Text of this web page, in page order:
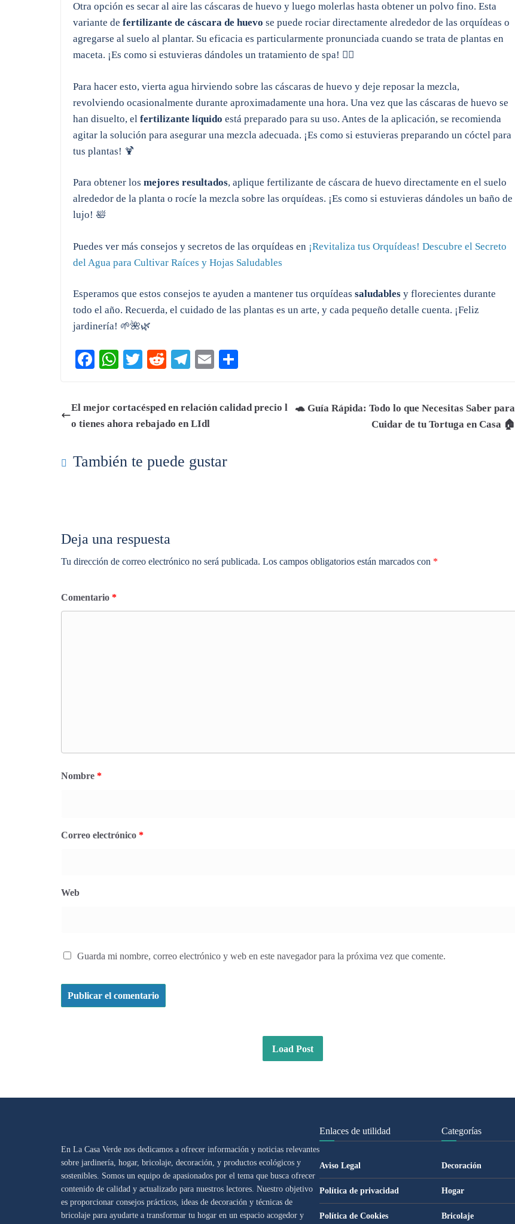
Otra opción es secar al aire las cáscaras de huevo y luego molerlas hasta obtener un polvo fino. Esta
variante de fertilizante de cáscara de huevo se puede rociar directamente alrededor de las orquídeas o
agregarse al suelo al plantar. Su eficacia es particularmente pronunciada cuando se trata de plantas en
maceta. ¡Es como si estuvieras dándoles un tratamiento de spa! 💆‍♀️
Para hacer esto, vierta agua hirviendo sobre las cáscaras de huevo y deje reposar la mezcla,
revolviendo ocasionalmente durante aproximadamente una hora. Una vez que las cáscaras de huevo se
han disuelto, el fertilizante líquido está preparado para su uso. Antes de la aplicación, se recomienda
agitar la solución para asegurar una mezcla adecuada. ¡Es como si estuvieras preparando un cóctel para
tus plantas! 🍹
Para obtener los mejores resultados, aplique fertilizante de cáscara de huevo directamente en el suelo
alrededor de la planta o rocíe la mezcla sobre las orquídeas. ¡Es como si estuvieras dándoles un baño de
lujo! 🛀
Puedes ver más consejos y secretos de las orquídeas en ¡Revitaliza tus Orquídeas! Descubre el Secreto
del Agua para Cultivar Raíces y Hojas Saludables
Esperamos que estos consejos te ayuden a mantener tus orquídeas saludables y florecientes durante
todo el año. Recuerda, el cuidado de las plantas es un arte, y cada pequeño detalle cuenta. ¡Feliz
jardinería! 🌱🌺🌿
Fa
ok
W
A
T
r
R
t
Te
a
E
pa
El mejor cortacésped en relación calidad precio l
o tienes ahora rebajado en LIdl
🐢 Guía Rápida: Todo lo que Necesitas Saber para
Cuidar de tu Tortuga en Casa 🏠
También te puede gustar
Deja una respuesta
Tu dirección de correo electrónico no será publicada. Los campos obligatorios están marcados con *
Comentario *
Nombre *
Correo electrónico *
Web
Guarda mi nombre, correo electrónico y web en este navegador para la próxima vez que comente.
Load Post
En La Casa Verde nos dedicamos a ofrecer información y noticias relevantes
sobre jardinería, hogar, bricolaje, decoración, y productos ecológicos y
sostenibles. Somos un equipo de apasionados por el tema que busca ofrecer
contenido de calidad y actualizado para nuestros lectores. Nuestro objetivo
es proporcionar consejos prácticos, ideas de decoración y técnicas de
bricolaje para ayudarte a transformar tu hogar en un espacio acogedor y
Enlaces de utilidad
Aviso Legal
Política de privacidad
Política de Cookies
Categorías
Decoración
Hogar
Bricolaje